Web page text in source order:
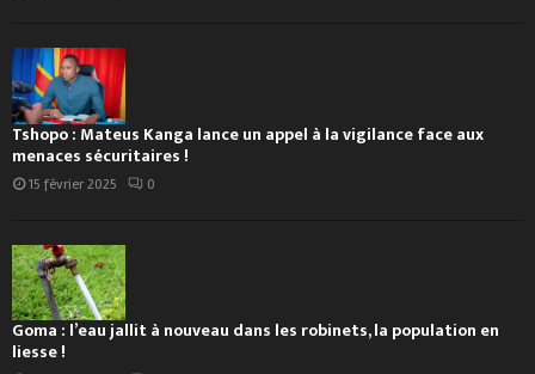
Tshopo : Mateus Kanga lance un appel à la vigilance face aux
menaces sécuritaires !
15 février 2025 0
Goma : l’eau jallit à nouveau dans les robinets, la population en
liesse !